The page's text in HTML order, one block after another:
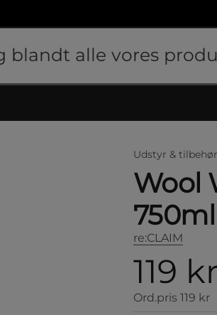
Udstyr &
Wool
750ml
re:CLAIM
119 kr
Ord.pris 119 kr